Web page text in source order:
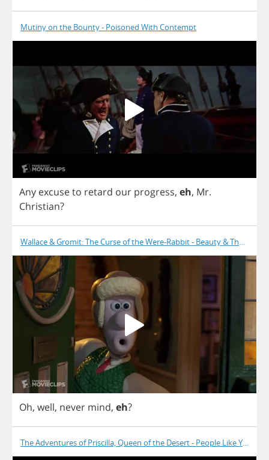
Mutiny on the Bounty - Poisoned With Contempt
Any excuseto retard our progress, eh, Mr.
Christian?
Wallace & Gromit: The Curse of the Were-Rabbit - Beauty & The Beast
Oh, well, never mind, eh?
The Adventures of Priscilla, Queen of the Desert - People Like You